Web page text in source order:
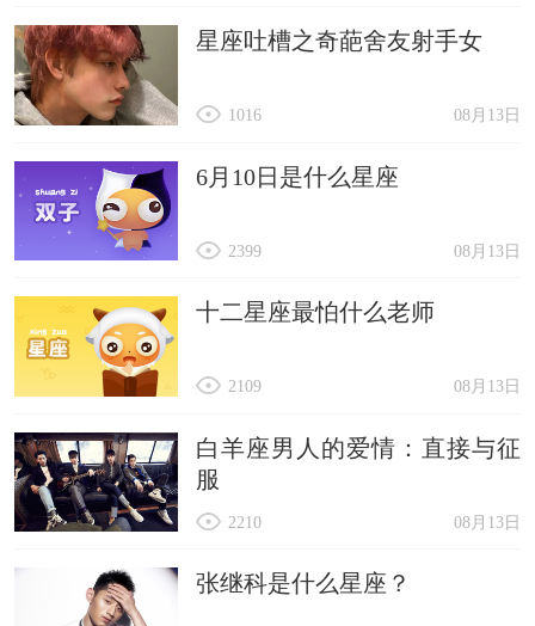
星座吐槽之奇葩舍友射手女
08月13日
1016
6月10日是什么星座
08月13日
2399
十二星座最怕什么老师
08月13日
2109
白羊座男人的爱情：直接与征
服
08月13日
2210
张继科是什么星座？